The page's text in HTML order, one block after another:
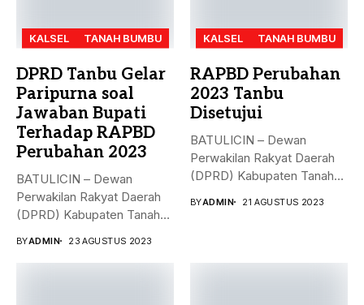
KALSEL TANAH BUMBU
DPRD Tanbu Gelar
Paripurna soal
Jawaban Bupati
Terhadap RAPBD
Perubahan 2023
BATULICIN – Dewan
Perwakilan Rakyat Daerah
(DPRD) Kabupaten Tanah
BYADMIN 23 AGUSTUS 2023
KALSEL TANAH BUMBU
RAPBD Perubahan
2023 Tanbu
Disetujui
BATULICIN – Dewan
Perwakilan Rakyat Daerah
(DPRD) Kabupaten Tanah
BYADMIN 21 AGUSTUS 2023